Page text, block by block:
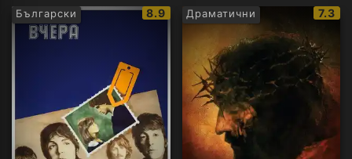
Български
IMDb
рейтинг:
8.9 Драматични
IMDb
7.3